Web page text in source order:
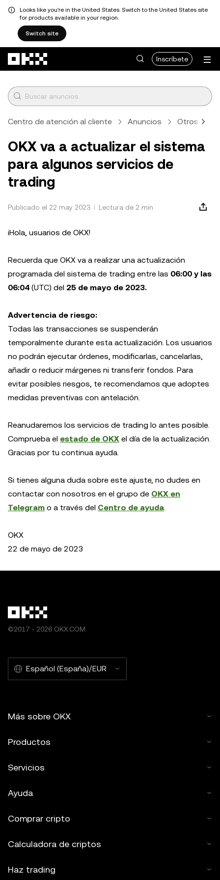
Looks like you're in the United States. Switch to the United States site
for products available in your region.
Switch site
Inscríbete
Centro de atención al cliente Anuncios Otros
OKX va a actualizar el sistema
para algunos servicios de
trading
Publicado el 22 may 2023 Lectura de 2 min
¡Hola, usuarios de OKX!
Recuerda que OKX va a realizar una actualización
programada del sistema de trading entre las 06:00 y las
06:04 (UTC) del 25 de mayo de 2023.
Advertencia de riesgo:
Todas las transacciones se suspenderán
temporalmente durante esta actualización. Los usuarios
no podrán ejecutar órdenes, modificarlas, cancelarlas,
añadir o reducir márgenes ni transferir fondos. Para
evitar posibles riesgos, te recomendamos que adoptes
medidas preventivas con antelación.
Reanudaremos los servicios de trading lo antes posible.
Comprueba el estado de OKX el día de la actualización.
Gracias por tu continua ayuda.
Si tienes alguna duda sobre este ajuste, no dudes en
contactar con nosotros en el grupo de OKX en
Telegram o a través del Centro de ayuda.
OKX
22 de mayo de 2023
©2017 - 2026 OKX.COM
Español (España)/EUR
Más sobre OKX
Productos
Servicios
Ayuda
Comprar cripto
Calculadora de criptos
Haz trading